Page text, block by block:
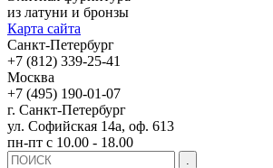
из латуни и бронзы
Карта сайта
Санкт-Петербург
+7 (812) 339-25-41
Москва
+7 (495) 190-01-07
г. Санкт-Петербург
ул. Софийская 14а, оф. 613
пн-пт с 10.00 - 18.00